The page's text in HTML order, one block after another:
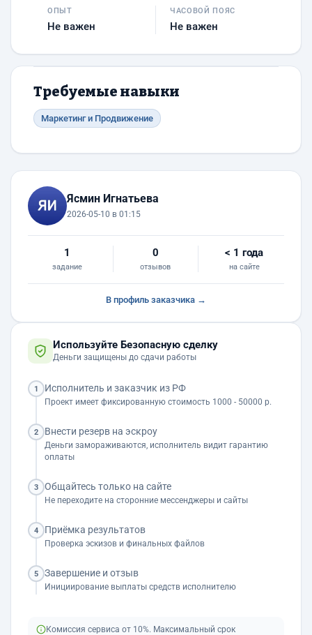
ОПЫТ
Не важен
ЧАСОВОЙ ПОЯС
Не важен
Требуемые навыки
Маркетинг и Продвижение
Ясмин Игнатьева
2026-05-10 в 01:15
1
задание
0
отзывов
< 1 года
на сайте
В профиль заказчика →
Используйте Безопасную сделку
Деньги защищены до сдачи работы
1 Исполнитель и заказчик из РФ
Проект имеет фиксированную стоимость 1000 - 50000 р.
2 Внести резерв на эскроу
Деньги замораживаются, исполнитель видит гарантию
оплаты
3 Общайтесь только на сайте
Не переходите на сторонние мессенджеры и сайты
4 Приёмка результатов
Проверка эскизов и финальных файлов
5 Завершение и отзыв
Инициирование выплаты средств исполнителю
Комиссия сервиса от 10%. Максимальный срок